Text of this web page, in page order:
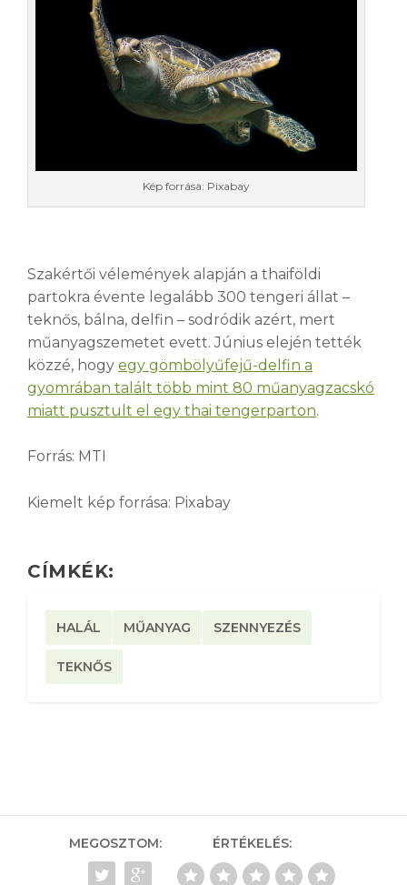
Kép forrása: Pixabay
Szakértői vélemények alapján a thaiföldi
partokra évente legalább 300 tengeri állat –
teknős, bálna, delfin – sodródik azért, mert
műanyagszemetet evett. Június elején tették
közzé, hogy egy gömbölyűfejű-delfin a
gyomrában talált több mint 80 műanyagzacskó
miatt pusztult el egy thai tengerparton.
Forrás: MTI
Kiemelt kép forrása: Pixabay
CÍMKÉK:
HALÁL MŰANYAG SZENNYEZÉS
TEKNŐS
MEGOSZTOM: ÉRTÉKELÉS: